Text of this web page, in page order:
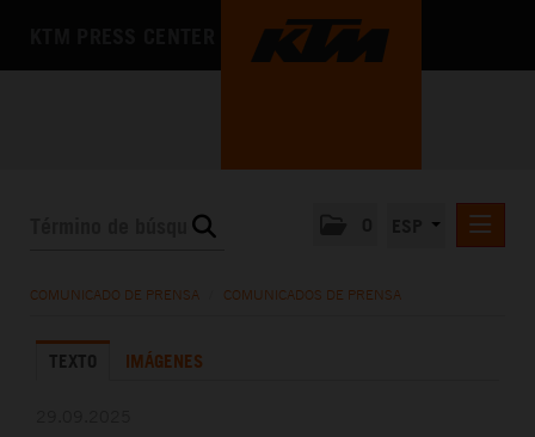
LA EMPRESA
COMUNICADO DE PRENSA COMUNICADOS DE PRENSA
TEXTO IMÁGENES